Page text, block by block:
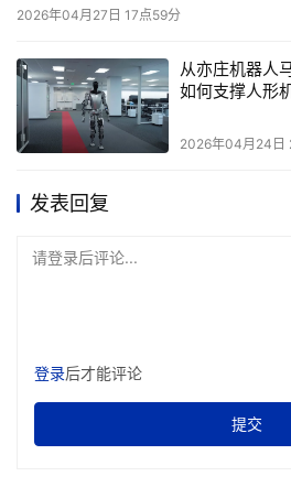
个核心：下一代的视频，如何更逼
动人？
这场竞争的终点，或许藏在更远的
糊，我们终将抵达一个‘想到即看
新世界的开拓者。”
2026年04月27日 17点59分
从亦庄机器人
如何支撑人形
2026年04月24日
发表回复
请登录后评论...
登录后才能评论
提交